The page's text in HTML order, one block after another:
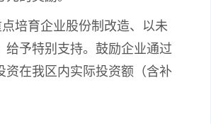
培育企业股份制改造、以未
给予特别支持。鼓励企业通过
在我区内实际投资额（含补